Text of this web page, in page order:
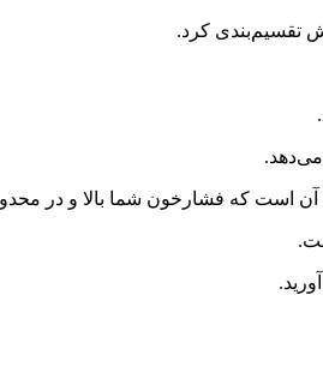
تقسیم‌بندی کرد.
است که فشارخون شما بالا و در